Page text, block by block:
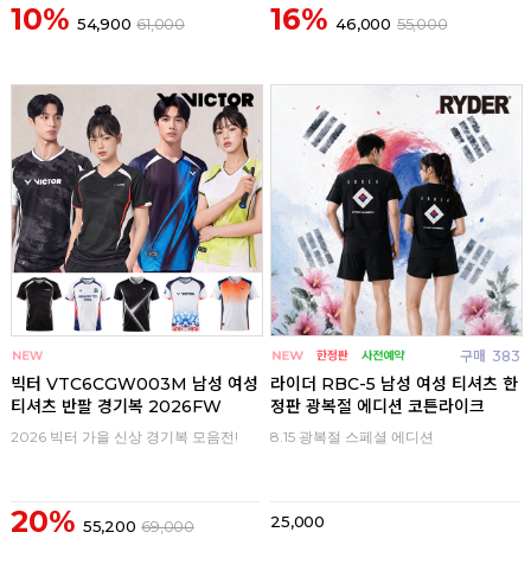
10% 54,900 61,000 16% 46,000 55,000
빅터 VTC6CGW003M 남성 여성
티셔츠 반팔 경기복 2026FW
2026 빅터 가을 신상 경기복 모음전!
20% 55,200 69,000
구매 383
라이더 RBC-5 남성 여성 티셔츠 한
정판 광복절 에디션 코튼라이크
8.15 광복절 스페셜 에디션
25,000